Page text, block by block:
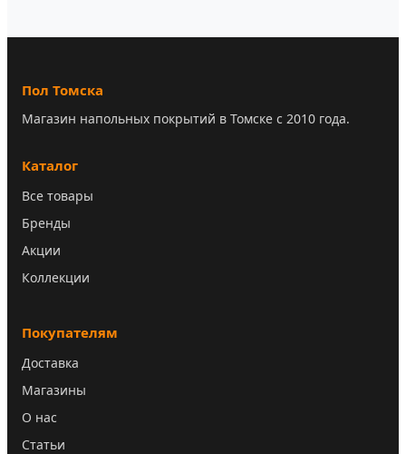
Пол Томска
Магазин напольных покрытий в Томске с 2010 года.
Каталог
Все товары
Бренды
Акции
Коллекции
Покупателям
Доставка
Магазины
О нас
Статьи